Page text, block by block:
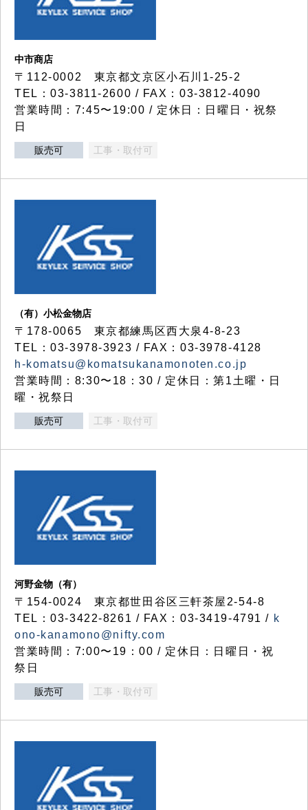
中市商店
〒112-0002 東京都文京区小石川1-25-2
TEL：03-3811-2600 / FAX：03-3812-4090
営業時間：7:45〜19:00 / 定休日：日曜日・祝祭
日
販売可 工事・取付可
（有）小松金物店
〒178-0065 東京都練馬区西大泉4-8-23
TEL：03-3978-3923 / FAX：03-3978-4128
h-komatsu@komatsukanamonoten.co.jp
営業時間：8:30〜18：30 / 定休日：第1土曜・日
曜・祝祭日
販売可 工事・取付可
河野金物（有）
〒154-0024 東京都世田谷区三軒茶屋2-54-8
TEL：03-3422-8261 / FAX：03-3419-4791 / k
ono-kanamono@nifty.com
営業時間：7:00〜19：00 / 定休日：日曜日・祝
祭日
販売可 工事・取付可